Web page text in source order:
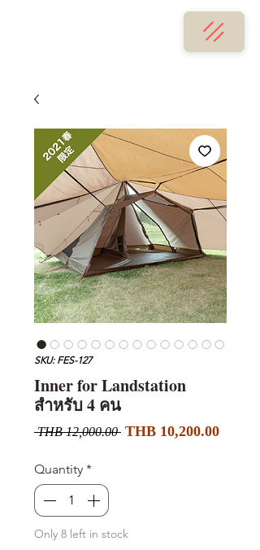
SKU: FES-127
Inner for Landstation
สำหรับ 4 คน
THB 12,000.00 Regular
THB 10,200.00Sale
Quantity *
Only 8 left in stock